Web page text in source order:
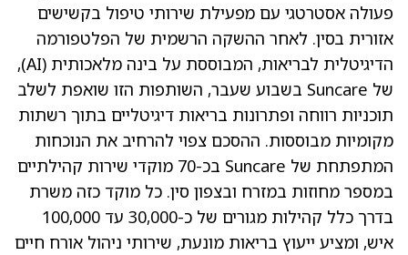
פעולה אסטרטגי עם מפעילת שירותי טיפול בקשישים
אזורית בסין. לאחר ההשקה הרשמית של הפלטפורמה
הדיגיטלית לבריאות, המבוססת על בינה מלאכותית (AI),
של Suncare בשבוע שעבר, השותפות הזו שואפת לשלב
תוכניות רווחה ופתרונות בריאות דיגיטליים בתוך רשתות
מקומיות מבוססות. ההסכם צפוי להרחיב את הנוכחות
המתפתחת של Suncare בכ-70 מוקדי שירות קהילתיים
במספר מחוזות במזרח ובצפון סין. כל מוקד כזה משרת
בדרך כלל קהילות מגורים של כ-30,000 עד 100,000
איש, ומציע ייעוץ בריאות מונעת, שירותי ניהול אורח חיים